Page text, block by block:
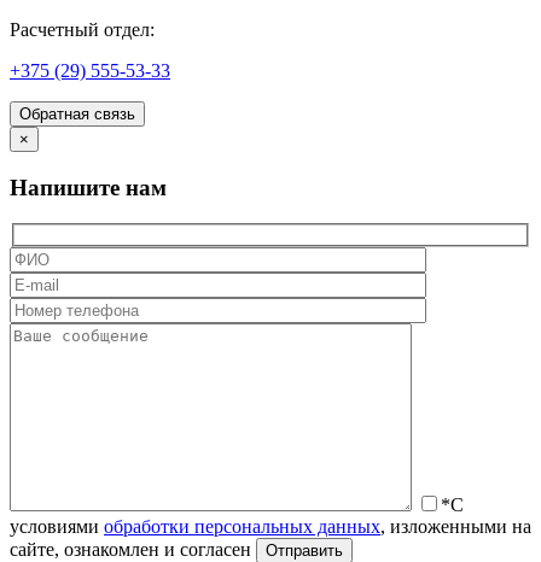
Расчетный отдел:
+375 (29) 555-53-33
Обратная связь
×
Напишите нам
*С
условиями обработки персональных данных, изложенными на
сайте, ознакомлен и согласен